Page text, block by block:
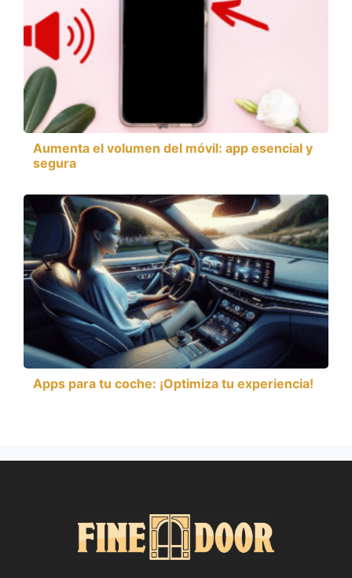
Aumenta el volumen del móvil: app esencial y
segura
Apps para tu coche: ¡Optimiza tu experiencia!